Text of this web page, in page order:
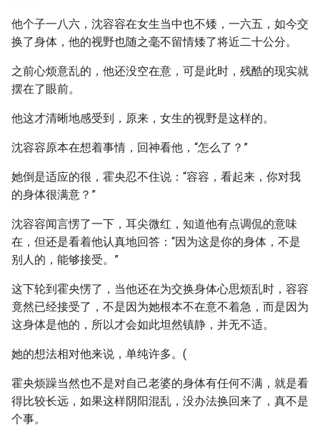
他个子一八六，沈容容在女生当中也不矮，一六五，如今交
换了身体，他的视野也随之毫不留情矮了将近二十公分。
之前心烦意乱的，他还没空在意，可是此时，残酷的现实就
摆在了眼前。
他这才清晰地感受到，原来，女生的视野是这样的。
沈容容原本在想着事情，回神看他，“怎么了？”
她倒是适应的很，霍央忍不住说：“容容，看起来，你对我
的身体很满意？”
沈容容闻言愣了一下，耳尖微红，知道他有点调侃的意味
在，但还是看着他认真地回答：“因为这是你的身体，不是
别人的，能够接受。”
这下轮到霍央愣了，当他还在为交换身体心思烦乱时，容容
竟然已经接受了，不是因为她根本不在意不着急，而是因为
这身体是他的，所以才会如此坦然镇静，并无不适。
她的想法相对他来说，单纯许多。(
霍央烦躁当然也不是对自己老婆的身体有任何不满，就是看
得比较长远，如果这样阴阳混乱，没办法换回来了，真不是
个事。